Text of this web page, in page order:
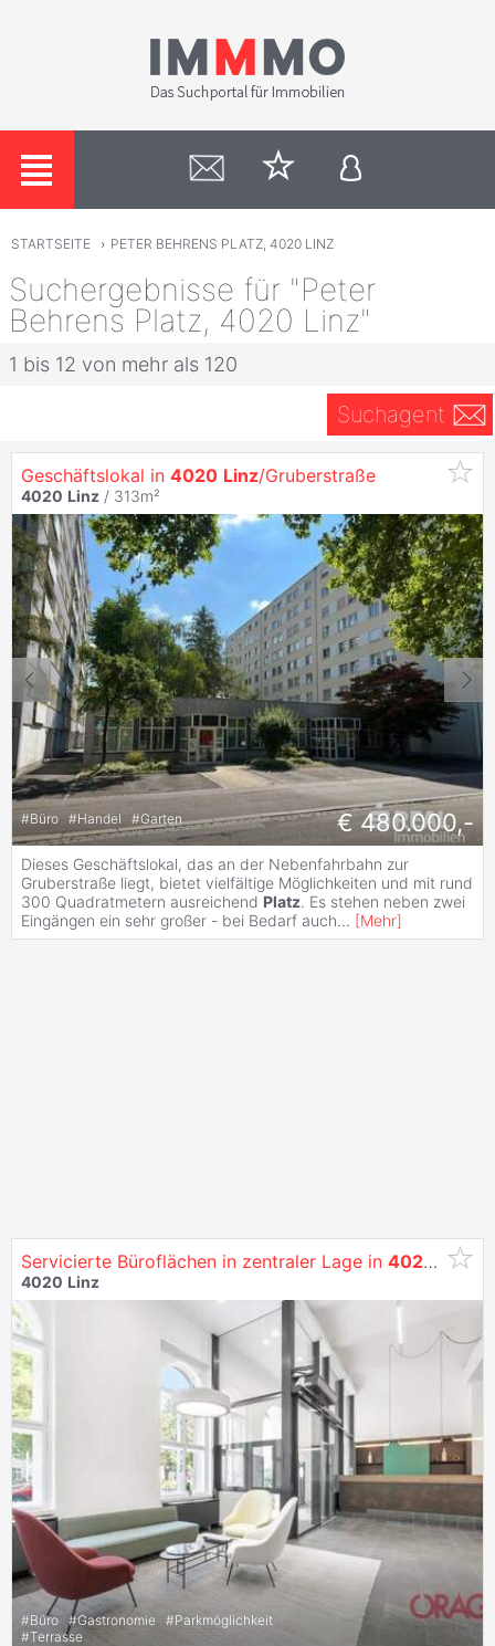
STARTSEITE › PETER BEHRENS PLATZ, 4020 LINZ
Suchergebnisse für "Peter
Behrens Platz, 4020 Linz"
1 bis 12 von mehr als 120
Suchagent
Geschäftslokal in 4020 Linz/Gruberstraße
4020 Linz / 313m²
#Büro #Handel #Garten € 480.000,-
Dieses Geschäftslokal, das an der Nebenfahrbahn zur
Gruberstraße liegt, bietet vielfältige Möglichkeiten und mit rund
300 Quadratmetern ausreichend Platz. Es stehen neben zwei
Eingängen ein sehr großer - bei Bedarf auch... [Mehr]
Servicierte Büroflächen in zentraler Lage in 4020 Linz
4020 Linz
#Büro #Gastronomie #Parkmöglichkeit
#Terrasse